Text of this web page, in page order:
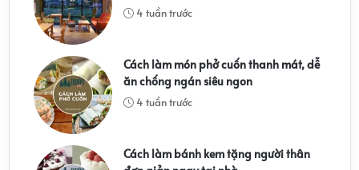
4 tuần trước
Cách làm món phở cuốn thanh mát, dễ
ăn chống ngán siêu ngon
4 tuần trước
Cách làm bánh kem tặng người thân